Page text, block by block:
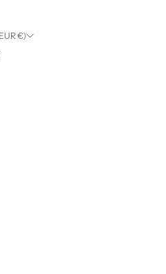
Portugal (EUR €)